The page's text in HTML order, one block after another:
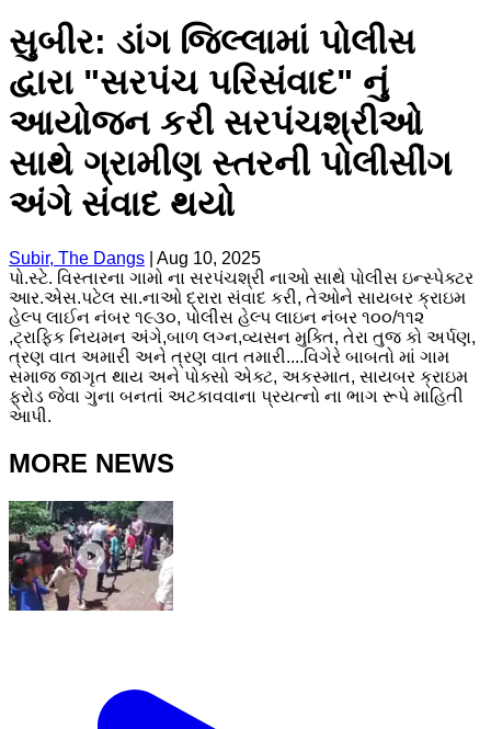
સુબીર: ડાંગ જિલ્લામાં પોલીસ
દ્વારા "સરપંચ પરિસંવાદ" નું
આયોજન કરી સરપંચશ્રીઓ
સાથે ગ્રામીણ સ્તરની પોલીસીંગ
અંગે સંવાદ થયો
Subir, The Dangs
Aug 10, 2025
પો.સ્ટે. વિસ્તારના ગામો ના સરપંચશ્રી નાઓ સાથે પોલીસ ઇન્સ્પેક્ટર
આર.એસ.પટેલ સા.નાઓ દ્રારા સંવાદ કરી, તેઓને સાયબર ક્રાઇમ
હેલ્પ લાઈન નંબર ૧૯૩૦, પોલીસ હેલ્પ લાઇન નંબર ૧૦૦/૧૧૨
,ટ્રાફિક નિયમન અંગે,બાળ લગ્ન,વ્યસન મુક્તિ, તેરા તુજ કો અર્પણ,
ત્રણ વાત અમારી અને ત્રણ વાત તમારી....વિગેરે બાબતો માં ગામ
સમાજ જાગૃત થાય અને પોક્સો એક્ટ, અકસ્માત, સાયબર ક્રાઇમ
ફ્રોડ જેવા ગુના બનતાં અટકાવવાના પ્રયત્નો ના ભાગ રૂપે માહિતી
આપી.
MORE NEWS